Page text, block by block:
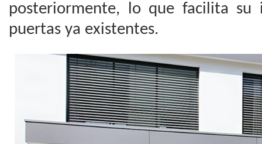
posteriormente, lo que facilita su
puertas ya existentes.